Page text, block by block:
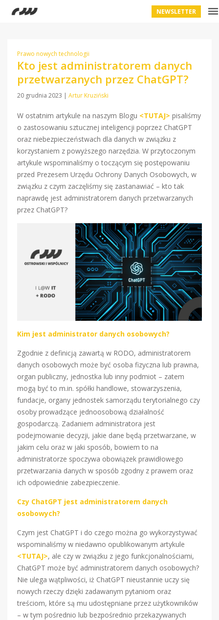
NEWSLETTER
Prawo nowych technologii
Kto jest administratorem danych
przetwarzanych przez ChatGPT?
20 grudnia 2023 | Artur Kruziński
W ostatnim artykule na naszym Blogu <TUTAJ> pisaliśmy
o zastosowaniu sztucznej inteligencji poprzez ChatGPT
oraz niebezpieczeństwach dla danych w związku z
korzystaniem z powyższego narzędzia. W przytoczonym
artykule wspominaliśmy o toczącym się postępowaniu
przed Prezesem Urzędu Ochrony Danych Osobowych, w
związku z czym zaczęliśmy się zastanawiać – kto tak
naprawdę jest administratorem danych przetwarzanych
przez ChatGPT?
Kim jest administrator danych osobowych?
Zgodnie z definicją zawartą w RODO, administratorem
danych osobowych może być osoba fizyczna lub prawna,
organ publiczny, jednostka lub inny podmiot – zatem
mogą być to m.in. spółki handlowe, stowarzyszenia,
fundacje, organy jednostek samorządu terytorialnego czy
osoby prowadzące jednoosobową działalność
gospodarczą. Zadaniem administratora jest
podejmowanie decyzji, jakie dane będą przetwarzane, w
jakim celu oraz w jaki sposób, bowiem to na
administratorze spoczywa obowiązek prawidłowego
przetwarzania danych w sposób zgodny z prawem oraz
ich odpowiednie zabezpieczenie.
Czy ChatGPT jest administratorem danych
osobowych?
Czym jest ChatGPT i do czego można go wykorzystywać
wspominaliśmy w niedawno opublikowanym artykule
<TUTAJ>, ale czy w związku z jego funkcjonalnościami,
ChatGPT może być administratorem danych osobowych?
Nie ulega wątpliwości, iż ChatGPT nieustannie uczy się
nowych rzeczy dzięki zadawanym pytaniom oraz
treściom, które są mu udostępniane przez użytkowników
– w tym pośrednio lub bezpośrednio przekazywanych